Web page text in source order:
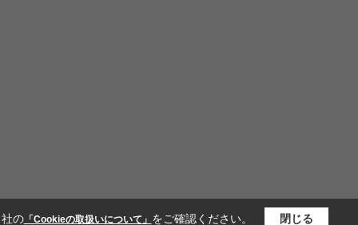
の「Cookieの取扱いについて」 をご確認ください。 閉じる